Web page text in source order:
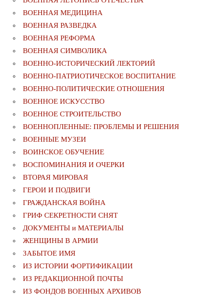
ВОЕННАЯ МЕДИЦИНА
ВОЕННАЯ РАЗВЕДКА
ВОЕННАЯ РЕФОРМА
ВОЕННАЯ СИМВОЛИКА
ВОЕННО-ИСТОРИЧЕСКИЙ ЛЕКТОРИЙ
ВОЕННО-ПАТРИОТИЧЕСКОЕ ВОСПИТАНИЕ
ВОЕННО-ПОЛИТИЧЕСКИE ОТНОШЕНИЯ
ВОЕННОЕ ИСКУССТВО
ВОЕННОЕ СТРОИТЕЛЬСТВО
ВОЕННОПЛЕННЫЕ: ПРОБЛЕМЫ И РЕШЕНИЯ
ВОЕННЫЕ МУЗЕИ
ВОИНСКОЕ ОБУЧЕНИЕ
ВОСПОМИНАНИЯ И ОЧЕРКИ
ВТОРАЯ МИРОВАЯ
ГЕРОИ И ПОДВИГИ
ГРАЖДАНСКАЯ ВОЙНА
ГРИФ СЕКРЕТНОСТИ СНЯТ
ДОКУМЕНТЫ и МАТЕРИАЛЫ
ЖЕНЩИНЫ В АРМИИ
ЗАБЫТОЕ ИМЯ
ИЗ ИСТОРИИ ФОРТИФИКАЦИИ
ИЗ РЕДАКЦИОННОЙ ПОЧТЫ
ИЗ ФОНДОВ ВОЕННЫХ АРХИВОВ